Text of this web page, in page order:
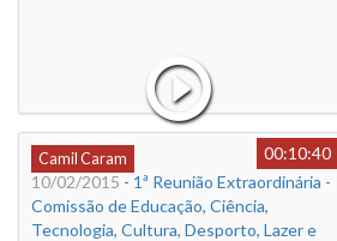
Camil Caram
00:10:40
10/02/2015 - 1ª Reunião Extraordinária -
Comissão de Educação, Ciência,
Tecnologia, Cultura, Desporto, Lazer e